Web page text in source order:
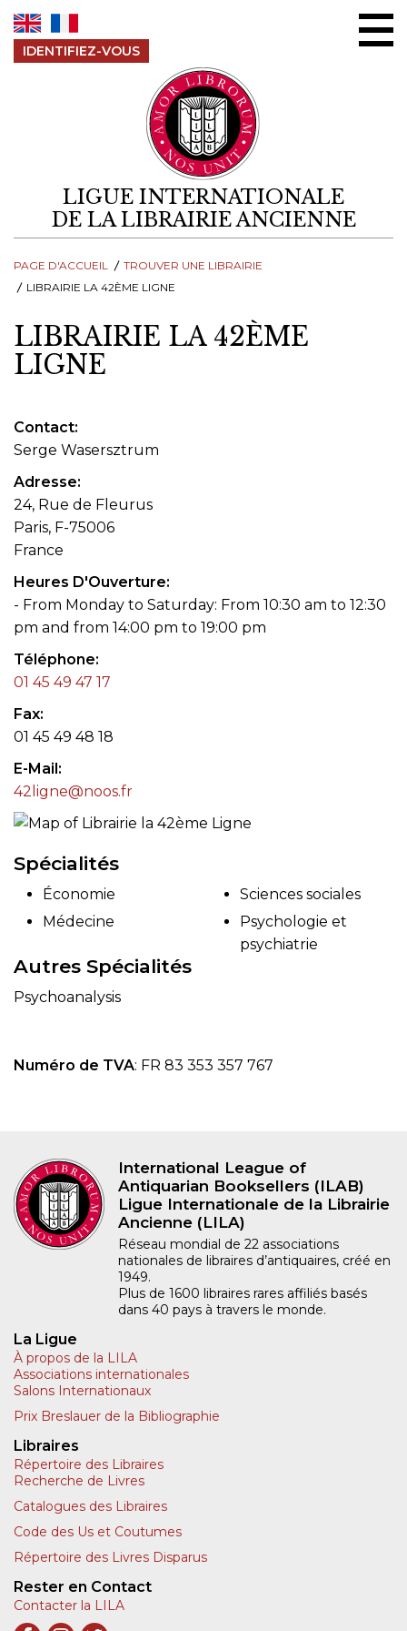
IDENTIFIEZ-VOUS
LIGUE INTERNATIONALE
DE LA LIBRAIRIE ANCIENNE
PAGE D'ACCUEIL
TROUVER UNE LIBRAIRIE
LIBRAIRIE LA 42ÈME LIGNE
LIBRAIRIE LA 42ÈME
LIGNE
Contact
Serge Wasersztrum
Adresse
24, Rue de Fleurus
Paris, F-75006
France
Heures D'Ouverture
- From Monday to Saturday: From 10:30 am to 12:30
pm and from 14:00 pm to 19:00 pm
Téléphone
01 45 49 47 17
Fax
01 45 49 48 18
E-Mail
42ligne@noos.fr
Spécialités
Économie
Médecine
Sciences sociales
Psychologie et
psychiatrie
Autres Spécialités
Psychoanalysis
Numéro de TVA: FR 83 353 357 767
International League of
Antiquarian Booksellers (ILAB)
Ligue Internationale de la Librairie
Ancienne (LILA)
Réseau mondial de 22 associations
nationales de libraires d’antiquaires, créé en
1949.
Plus de 1600 libraires rares affiliés basés
dans 40 pays à travers le monde.
La Ligue
À propos de la LILA
Associations internationales
Salons Internationaux
Prix Breslauer de la Bibliographie
Libraires
Répertoire des Libraires
Recherche de Livres
Catalogues des Libraires
Code des Us et Coutumes
Répertoire des Livres Disparus
Rester en Contact
Contacter la LILA